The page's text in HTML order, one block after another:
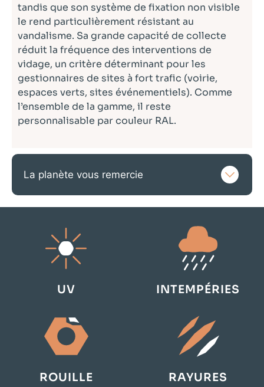
tandis que son système de fixation non visible
le rend particulièrement résistant au
vandalisme. Sa grande capacité de collecte
réduit la fréquence des interventions de
vidage, un critère déterminant pour les
gestionnaires de sites à fort trafic (voirie,
espaces verts, sites événementiels). Comme
l’ensemble de la gamme, il reste
personnalisable par couleur RAL.
La planète vous remercie
UV INTEMPÉRIES
ROUILLE RAYURES